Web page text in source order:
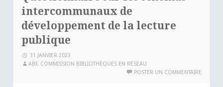
intercommunaux de
développement de la lecture
publique
31 JANVIER 2023
ABF, COMMISSION BIBLIOTHÈQUES EN RÉSEAU
POSTER UN COMMENTAIRE